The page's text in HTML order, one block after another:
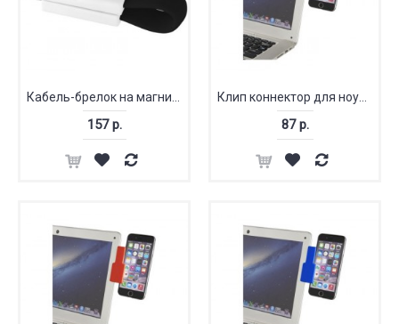
Кабель-брелок на магните
157 р.
Клип коннектор для ноутбука
87 р.